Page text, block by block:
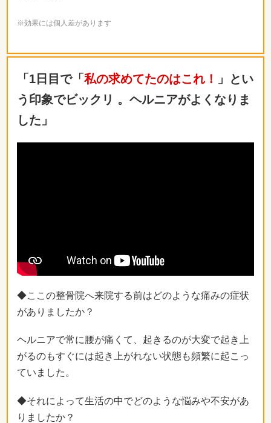
※効果には個人差があります
「1日目で「 私の求めてたのはこれ！
」とい
う印象でビックリ 。ヘルニアがよくなりま
した」
◆ここの整骨院へ来院する前はどのような痛みの症状
がありましたか？
ヘルニアで常に腰が痛くて、起きるのが大変で起き上
がるのもすぐには起き上がれない状態も頻繁に起こっ
ていました。
◆それによって生活の中でどのような悩みや不安があ
りましたか？